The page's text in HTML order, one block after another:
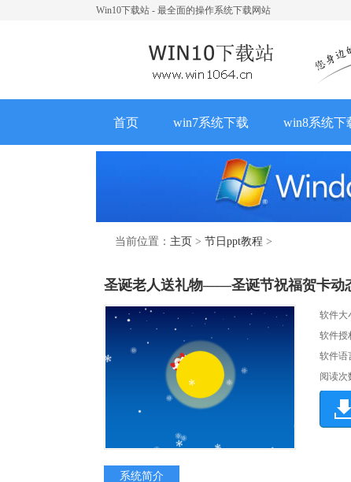
Win10下载站 - 最全面的操作系统下载网站
首页 win7系统下载 win8系统下
当前位置： 主页 > 节日ppt教程 >
圣诞老人送礼物——圣诞节祝福贺卡动
软件大
软件授
软件语
阅读次
系统简介